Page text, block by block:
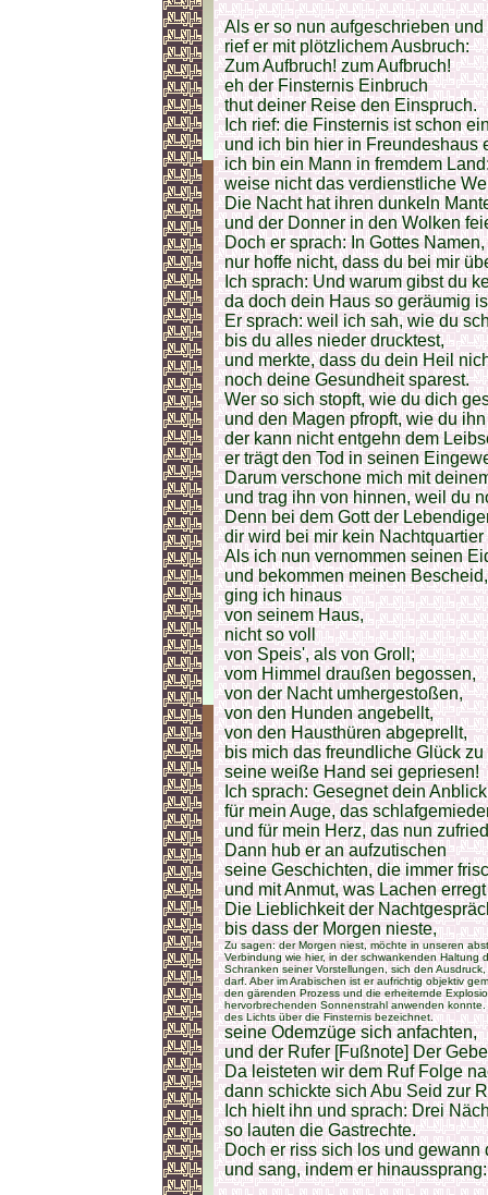
Als er so nun aufgeschrieben
rief er mit plötzlichem Ausbruch:
Zum Aufbruch! zum Aufbruch!
eh der Finsternis Einbruch
thut deiner Reise den Einspruch.
Ich rief: die Finsternis ist schon
und ich bin hier in Freundeshaus
ich bin ein Mann in fremdem
weise nicht das verdienstliche
Die Nacht hat ihren dunkeln
und der Donner in den Wolken
Doch er sprach: In Gottes
nur hoffe nicht, dass du bei mir
Ich sprach: Und warum gibst du
da doch dein Haus so geräumig
Er sprach: weil ich sah, wie du
bis du alles nieder drucktest,
und merkte, dass du dein Heil
noch deine Gesundheit sparest.
Wer so sich stopft, wie du dich
und den Magen pfropft, wie du
der kann nicht entgehn dem
er trägt den Tod in seinen
Darum verschone mich mit
und trag ihn von hinnen, weil du
Denn bei dem Gott der
dir wird bei mir kein Nachtquartier
Als ich nun vernommen seinen
und bekommen meinen Bescheid,
ging ich hinaus
von seinem Haus,
nicht so voll
von Speis', als von Groll;
vom Himmel draußen begossen,
von der Nacht umhergestoßen,
von den Hunden angebellt,
von den Hausthüren abgeprellt,
bis mich das freundliche Glück
seine weiße Hand sei gepriesen!
Ich sprach: Gesegnet dein
für mein Auge, das
und für mein Herz, das nun
Dann hub er an aufzutischen
seine Geschichten, die immer
und mit Anmut, was Lachen
Die Lieblichkeit der
bis dass der Morgen nieste,
Zu sagen: der Morgen niest, möchte in unseren
Verbindung wie hier, in der schwankenden
Schranken seiner Vorstellungen, sich den
darf. Aber im Arabischen ist er aufrichtig objektiv
den gärenden Prozess und die erheiternde
hervorbrechenden Sonnenstrahl anwenden
des Lichts über die Finsternis bezeichnet.
seine Odemzüge sich anfachten,
und der Rufer [Fußnote] Der
Da leisteten wir dem Ruf Folge
dann schickte sich Abu Seid zur
Ich hielt ihn und sprach: Drei
so lauten die Gastrechte.
Doch er riss sich los und gewann
und sang, indem er hinaussprang: